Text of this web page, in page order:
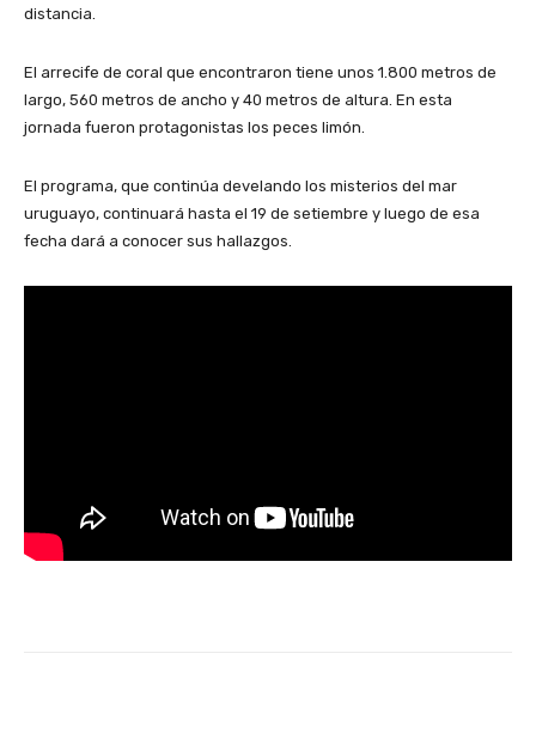
distancia.
El arrecife de coral que encontraron tiene unos 1.800 metros de
largo, 560 metros de ancho y 40 metros de altura. En esta
jornada fueron protagonistas los peces limón.
El programa, que continúa develando los misterios del mar
uruguayo, continuará hasta el 19 de setiembre y luego de esa
fecha dará a conocer sus hallazgos.